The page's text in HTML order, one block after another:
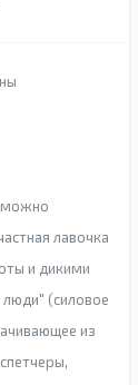
можно
лавочка
и дикими
(силовое
из